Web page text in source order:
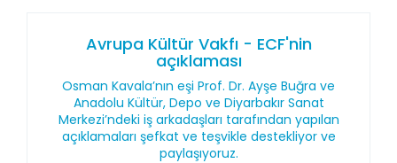
Avrupa Kültür Vakfı - ECF'nin
açıklaması
Osman Kavala’nın eşi Prof. Dr. Ayşe Buğra ve
Anadolu Kültür, Depo ve Diyarbakır Sanat
Merkezi’ndeki iş arkadaşları tarafından yapılan
açıklamaları şefkat ve teşvikle destekliyor ve
paylaşıyoruz.